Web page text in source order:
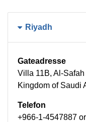
Riyadh
Gateadresse
Villa 11B, Al-
Kingdom of Saudi
Telefon
+966-1-4547887